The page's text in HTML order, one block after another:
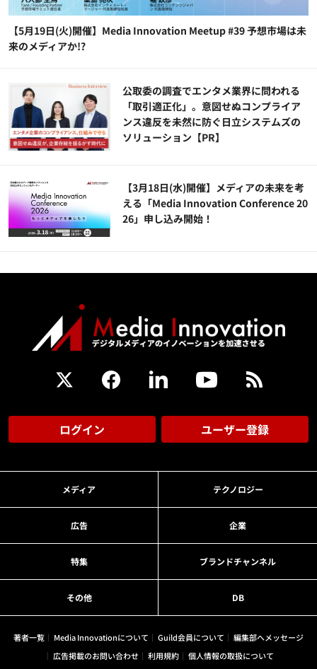
【5月19日(火)開催】Media Innovation Meetup #39 予想市場は未
来のメディアか!?
公​​取委の調査でエンタメ業界に問われる
「取引適正化」。意図せぬコンプライア
ンス違反を未然に防ぐ日立システムズの
ソリューション​【PR】
【3月18日(水)開催】メディアの未来を考
える「Media Innovation Conference 20
26」申し込み開始！
ログイン ユーザー登録
メディア テクノロジー
広告 企業
特集 ブランドチャンネル
その他 DB
著者一覧 Media Innovationについて Guild会員について
編集部へメッセージ
広告掲載のお問い合わせ
利用規約
個人情報の取扱について